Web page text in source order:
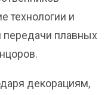
технологии и
передачи плавных
декорациям,